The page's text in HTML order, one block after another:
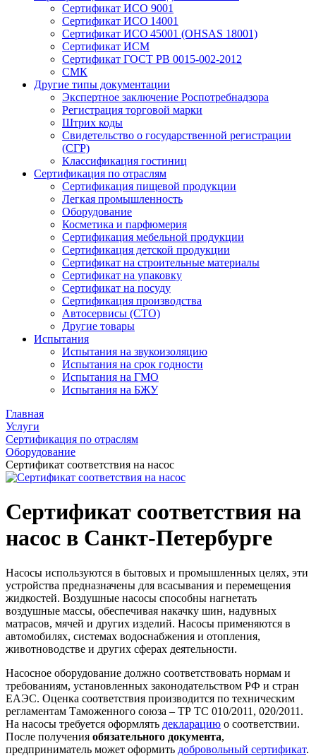
Сертификат ИСО 9001
Сертификат ИСО 14001
Сертификат ИСО 45001 (OHSAS 18001)
Сертификат ИСМ
Сертификат ГОСТ РВ 0015-002-2012
СМК
Другие типы документации
Экспертное заключение Роспотребнадзора
Регистрация торговой марки
Штрих коды
Свидетельство о государственной регистрации
(СГР)
Классификация гостиниц
Сертификация по отраслям
Сертификация пищевой продукции
Легкая промышленность
Оборудование
Косметика и парфюмерия
Сертификация мебельной продукции
Сертификация детской продукции
Сертификат на строительные материалы
Сертификат на упаковку
Сертификат на посуду
Сертификация производства
Автосервисы (СТО)
Другие товары
Испытания
Испытания на звукоизоляцию
Испытания на срок годности
Испытания на ГМО
Испытания на БЖУ
Главная
Услуги
Сертификация по отраслям
Оборудование
Сертификат соответствия на насос
Сертификат соответствия на
насос в Санкт-Петербурге
Насосы используются в бытовых и промышленных целях, эти
устройства предназначены для всасывания и перемещения
жидкостей. Воздушные насосы способны нагнетать
воздушные массы, обеспечивая накачку шин, надувных
матрасов, мячей и других изделий. Насосы применяются в
автомобилях, системах водоснабжения и отопления,
животноводстве и других сферах деятельности.
Насосное оборудование должно соответствовать нормам и
требованиям, установленных законодательством РФ и стран
ЕАЭС. Оценка соответствия производится по техническим
регламентам Таможенного союза – ТР ТС 010/2011, 020/2011.
На насосы требуется оформлять декларацию о соответствии.
После получения обязательного документа,
предприниматель может оформить добровольный сертификат.